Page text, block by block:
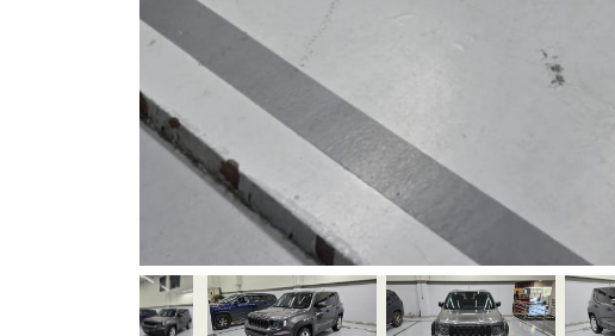
Farol De Led
Limpador Traseiro
Rodas De Liga Leve
Trava Elétrica
Vidros Elétricos
Volante Escamoteável
Veículos relacionados